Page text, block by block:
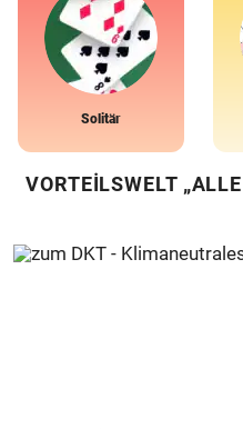
Solitär
VORTEILSWELT